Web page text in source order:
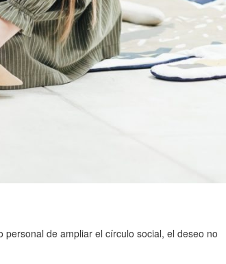
de ampliar el círculo social, el deseo no